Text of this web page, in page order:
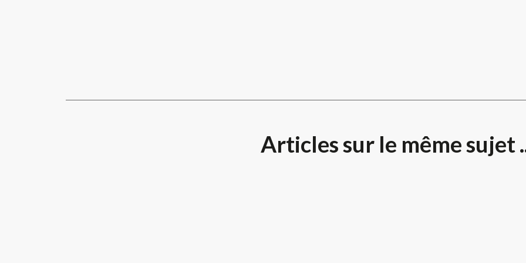
Articles sur le même sujet